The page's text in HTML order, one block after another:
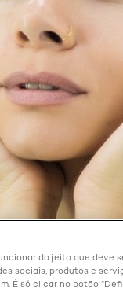
do jeito que deve
sociais, produtos e
É só clicar no botão